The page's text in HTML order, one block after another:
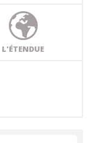
L'ÉTENDUE